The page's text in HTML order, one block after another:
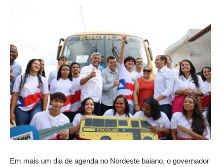
Em mais um dia de agenda no Nordeste baiano, o governador